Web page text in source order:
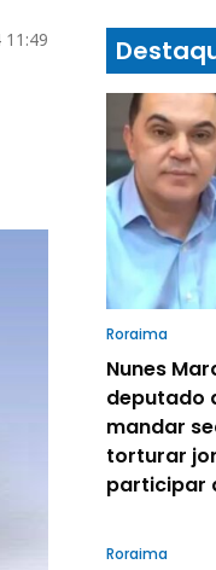
Roraima
Nunes
deputado
mandar
torturar
participar
Roraima